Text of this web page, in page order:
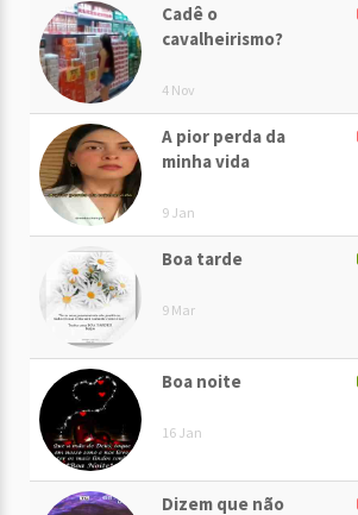
Cadê o
cavalheirismo?
4 Nov
A pior perda da
minha vida
9 Jan
Boa tarde
9 Mar
Boa noite
16 Jan
Dizem que não